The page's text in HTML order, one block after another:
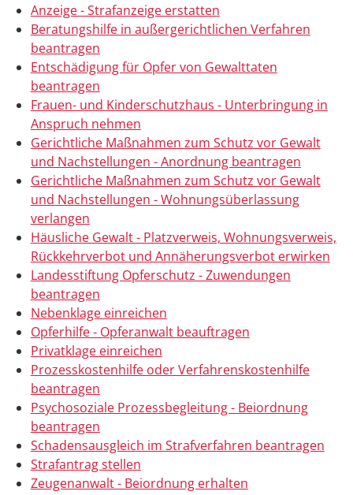
Anzeige - Strafanzeige erstatten
Beratungshilfe in außergerichtlichen Verfahren
beantragen
Entschädigung für Opfer von Gewalttaten
beantragen
Frauen- und Kinderschutzhaus - Unterbringung in
Anspruch nehmen
Gerichtliche Maßnahmen zum Schutz vor Gewalt
und Nachstellungen - Anordnung beantragen
Gerichtliche Maßnahmen zum Schutz vor Gewalt
und Nachstellungen - Wohnungsüberlassung
verlangen
Häusliche Gewalt - Platzverweis, Wohnungsverweis,
Rückkehrverbot und Annäherungsverbot erwirken
Landesstiftung Opferschutz - Zuwendungen
beantragen
Nebenklage einreichen
Opferhilfe - Opferanwalt beauftragen
Privatklage einreichen
Prozesskostenhilfe oder Verfahrenskostenhilfe
beantragen
Psychosoziale Prozessbegleitung - Beiordnung
beantragen
Schadensausgleich im Strafverfahren beantragen
Strafantrag stellen
Zeugenanwalt - Beiordnung erhalten